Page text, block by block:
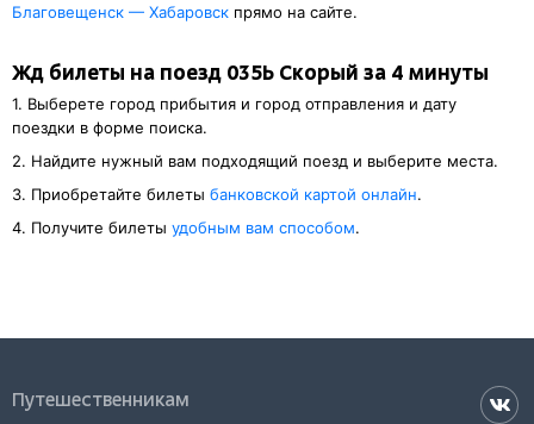
Благовещенск — Хабаровск прямо на сайте.
Жд билеты на поезд 035Ь Скорый за 4 минуты
1. Выберете город прибытия и город отправления и дату
поездки в форме поиска.
2. Найдите нужный вам подходящий поезд и выберите места.
3. Приобретайте билеты банковской картой онлайн.
4. Получите билеты удобным вам способом.
Путешественникам